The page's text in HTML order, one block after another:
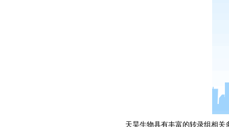
天昊生物具有丰富的转录组相